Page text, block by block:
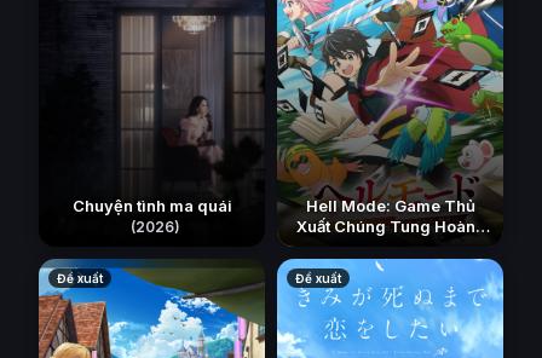
Chuyện tình ma quái
(2026)
Hell Mode: Game Thủ
Xuất Chúng Tung Hoành
(Phần 2)
Đề xuất Đề xuất